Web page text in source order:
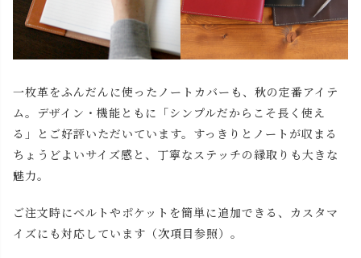
一枚革をふんだんに使ったノートカバーも、秋の定番アイテ
ム。デザイン・機能ともに「シンプルだからこそ長く使え
る」とご好評いただいています。すっきりとノートが収まる
ちょうどよいサイズ感と、丁寧なステッチの縁取りも大きな
魅力。
ご注文時にベルトやポケットを簡単に追加できる、カスタマ
イズにも対応しています（次項目参照）。